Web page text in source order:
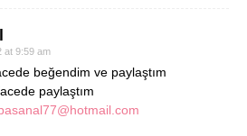
at 9:59 am
beğendim ve paylaştım
paylaştım